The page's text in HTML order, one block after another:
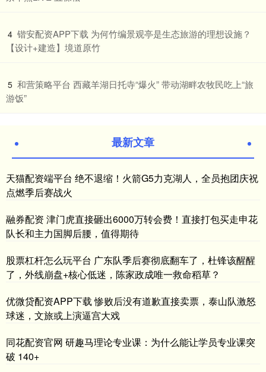
4 ​锴安配资APP下载 为何竹编景观亭是生态旅游的理想设施？
【设计+建造】境道原竹
5 ​和营策略平台 西藏羊湖日托寺“爆火” 带动湖畔农牧民吃上“旅
游饭”
最新文章
天猫配资端平台 绝不退缩！火箭G5力克湖人，全员抱团庆祝
点燃季后赛战火
融券配资 津门虎直接砸出6000万转会费！直接打包买走申花
队长和主力国脚后腰，值得期待
股票杠杆怎么玩平台 广东队季后赛彻底翻车了，杜锋该醒醒
了，外线崩盘+核心低迷，陈家政成唯一救命稻草？
优微贷配资APP下载 惨败后没有道歉直接卖票，泰山队激怒
球迷，文旅或上演逼宫大戏
同花配资官网 研趣马理论专业课：为什么能让学员专业课突
破 140+